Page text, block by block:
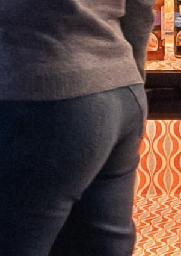
Votre visite
Activités éducatives